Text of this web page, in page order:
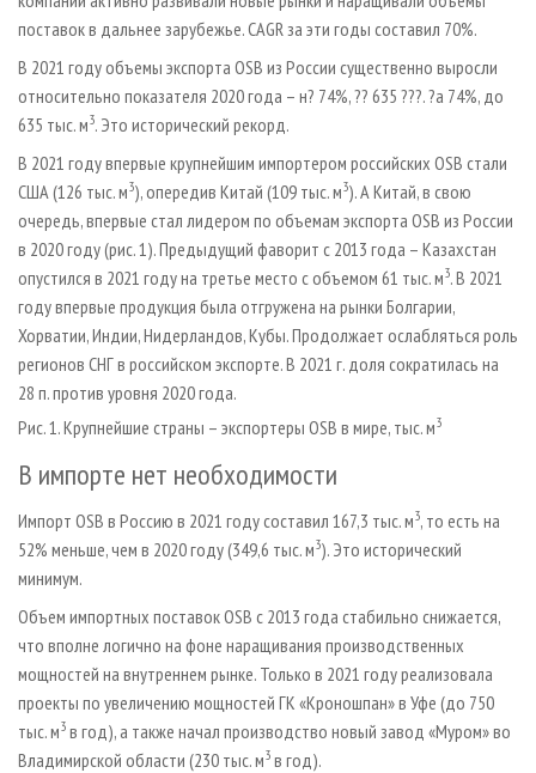
поставок в дальнее зарубежье. CAGR за эти годы составил 70%.
В 2021 году объемы экспорта OSB из России существенно выросли
относительно показателя 2020 года – н? 74%, ?? 635 ???. ?а 74%, до
635 тыс. м3. Это исторический рекорд.
В 2021 году впервые крупнейшим импортером российских OSB стали
США (126 тыс. м3), опередив Китай (109 тыс. м3). А Китай, в свою
очередь, впервые стал лидером по объемам экспорта OSB из России
в 2020 году (рис. 1). Предыдущий фаворит с 2013 года – Казахстан
опустился в 2021 году на третье место с объемом 61 тыс. м3. В 2021
году впервые продукция была отгружена на рынки Болгарии,
Хорватии, Индии, Нидерландов, Кубы. Продолжает ослабляться роль
регионов СНГ в российском экспорте. В 2021 г. доля сократилась на
28 п. против уровня 2020 года.
Рис. 1. Крупнейшие страны – экспортеры OSB в мире, тыс. м3
В импорте нет необходимости
Импорт OSB в Россию в 2021 году составил 167,3 тыс. м3, то есть на
52% меньше, чем в 2020 году (349,6 тыс. м3). Это исторический
минимум.
Объем импортных поставок OSB с 2013 года стабильно снижается,
что вполне логично на фоне наращивания производственных
мощностей на внутреннем рынке. Только в 2021 году реализовала
проекты по увеличению мощностей ГК «Кроношпан» в Уфе (до 750
тыс. м3 в год), а также начал производство новый завод «Муром» во
Владимирской области (230 тыс. м3 в год).